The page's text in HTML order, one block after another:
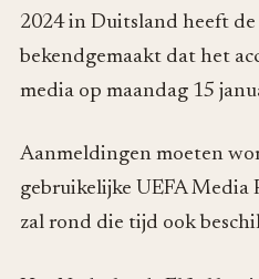
2024 in Duitsland heeft
bekendgemaakt dat het
media op maandag 15
Aanmeldingen moeten
gebruikelijke UEFA
zal rond die tijd ook